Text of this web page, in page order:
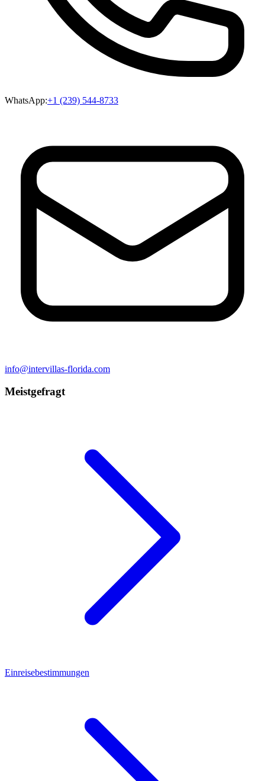
WhatsApp:+1 (239) 544-8733
info@intervillas-florida.com
Meistgefragt
Einreisebestimmungen